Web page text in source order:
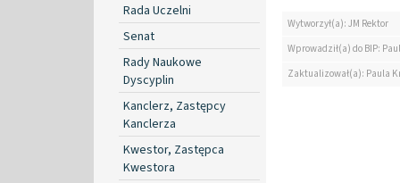
Rada Uczelni
Senat
Rady Naukowe
Dyscyplin
Kanclerz, Zastępcy
Kanclerza
Kwestor, Zastępca
Kwestora
Wytworzył(a): JM Rektor
Wprowadził(a) do BIP:
Zaktualizował(a): Paula